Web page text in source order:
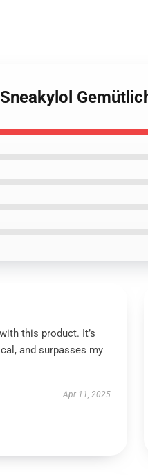
this product. It’s
and surpasses my
Apr 11, 2025